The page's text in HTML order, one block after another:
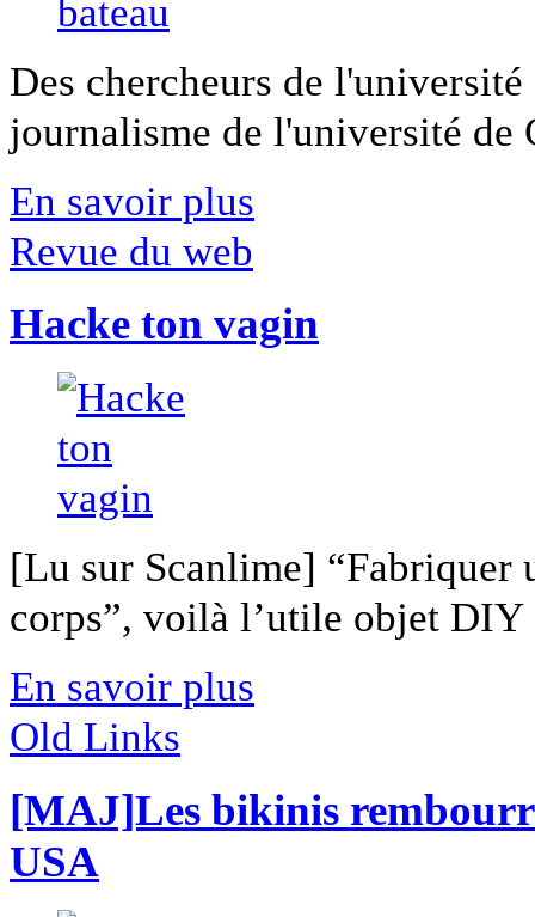
Des chercheurs de
journalisme de l'université
En savoir plus
Revue du web
Hacke ton vagin
[Lu sur Scanlime] “Fabriquer
corps”, voilà l’utile objet
En savoir plus
Old Links
[MAJ]Les bikinis
USA